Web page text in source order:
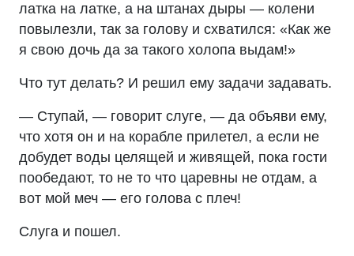
латка на латке, а на штанах дыры — колени
повылезли, так за голову и схватился: «Как же
я свою дочь да за такого холопа выдам!»
Что тут делать? И решил ему задачи задавать.
— Ступай, — говорит слуге, — да объяви ему,
что хотя он и на корабле прилетел, а если не
добудет воды целящей и живящей, пока гости
пообедают, то не то что царевны не отдам, а
вот мой меч — его голова с плеч!
Слуга и пошел.